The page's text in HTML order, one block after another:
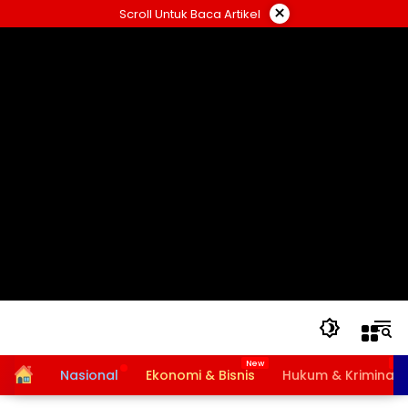
ke
Scroll Untuk Baca Artikel ×
HomeNasional Ekonomi & Bisnis Hukum & Kriminal
Bansos PKH dan BPNT